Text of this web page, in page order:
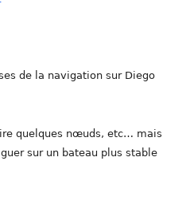
de la navigation sur Diego
quelques nœuds, etc… mais
sur un bateau plus stable